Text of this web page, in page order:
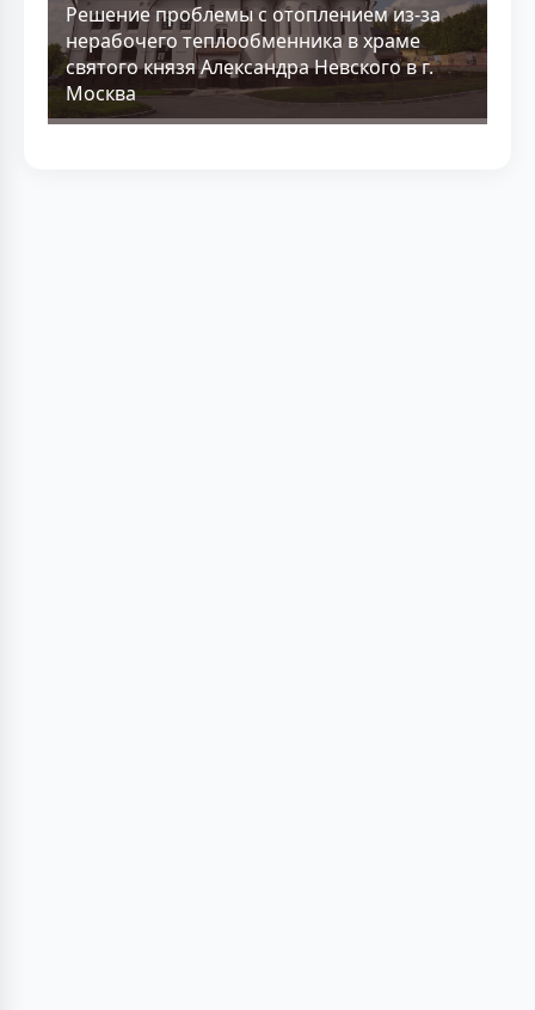
Решение проблемы с отоплением из-за
нерабочего теплообменника в храме
святого князя Александра Невского в г.
Москва